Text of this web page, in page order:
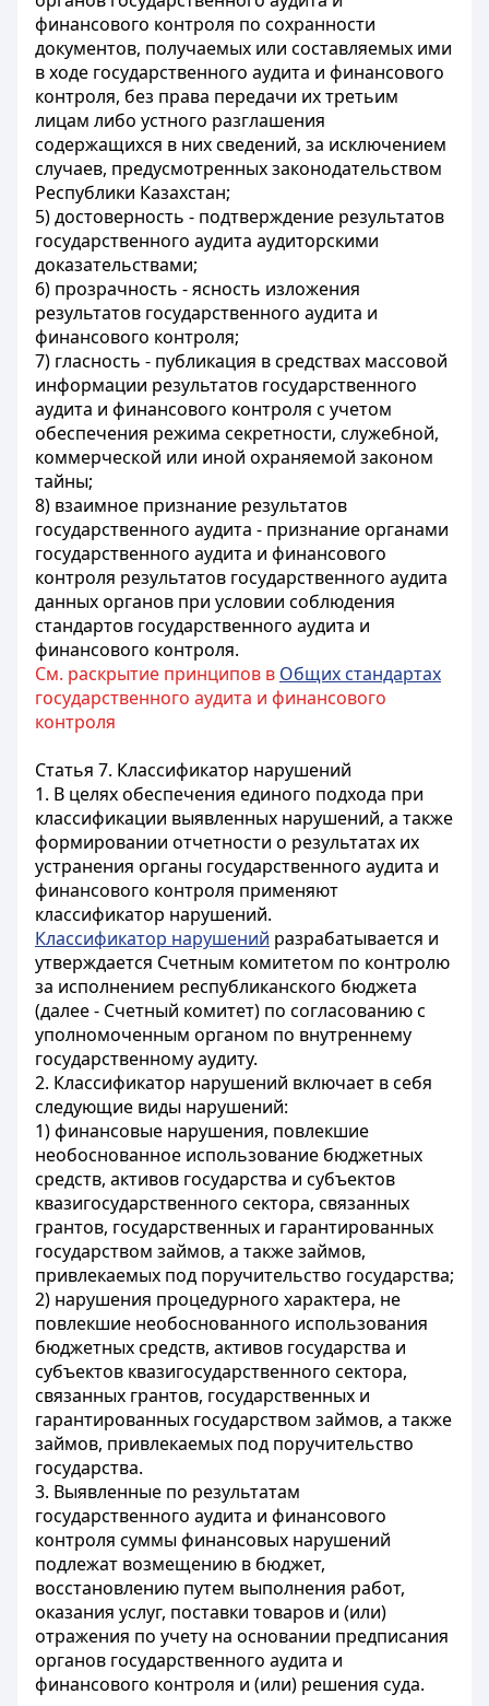
финансового контроля по сохранности
документов, получаемых или составляемых ими
в ходе государственного аудита и финансового
контроля, без права передачи их третьим
лицам либо устного разглашения
содержащихся в них сведений, за исключением
случаев, предусмотренных законодательством
Республики Казахстан;
5) достоверность - подтверждение результатов
государственного аудита аудиторскими
доказательствами;
6) прозрачность - ясность изложения
результатов государственного аудита и
финансового контроля;
7) гласность - публикация в средствах массовой
информации результатов государственного
аудита и финансового контроля с учетом
обеспечения режима секретности, служебной,
коммерческой или иной охраняемой законом
тайны;
8) взаимное признание результатов
государственного аудита - признание органами
государственного аудита и финансового
контроля результатов государственного аудита
данных органов при условии соблюдения
стандартов государственного аудита и
финансового контроля.
См. раскрытие принципов в Общих стандартах
государственного аудита и финансового
контроля
Статья 7. Классификатор нарушений
1. В целях обеспечения единого подхода при
классификации выявленных нарушений, а также
формировании отчетности о результатах их
устранения органы государственного аудита и
финансового контроля применяют
классификатор нарушений.
Классификатор нарушений разрабатывается и
утверждается Счетным комитетом по контролю
за исполнением республиканского бюджета
(далее - Счетный комитет) по согласованию с
уполномоченным органом по внутреннему
государственному аудиту.
2. Классификатор нарушений включает в себя
следующие виды нарушений:
1) финансовые нарушения, повлекшие
необоснованное использование бюджетных
средств, активов государства и субъектов
квазигосударственного сектора, связанных
грантов, государственных и гарантированных
государством займов, а также займов,
привлекаемых под поручительство государства;
2) нарушения процедурного характера, не
повлекшие необоснованного использования
бюджетных средств, активов государства и
субъектов квазигосударственного сектора,
связанных грантов, государственных и
гарантированных государством займов, а также
займов, привлекаемых под поручительство
государства.
3. Выявленные по результатам
государственного аудита и финансового
контроля суммы финансовых нарушений
подлежат возмещению в бюджет,
восстановлению путем выполнения работ,
оказания услуг, поставки товаров и (или)
отражения по учету на основании предписания
органов государственного аудита и
финансового контроля и (или) решения суда.